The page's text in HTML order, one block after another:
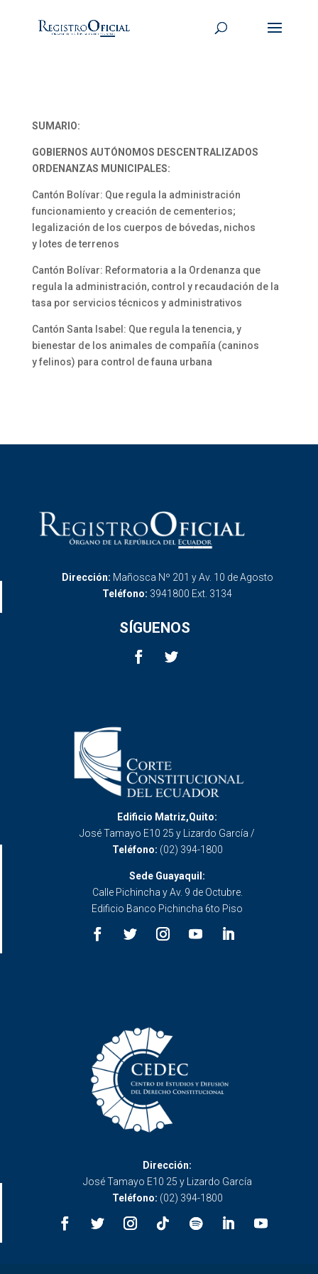
SUMARIO:
GOBIERNOS AUTÓNOMOS DESCENTRALIZADOS
ORDENANZAS MUNICIPALES:
Cantón Bolívar: Que regula la administración
funcionamiento y creación de cementerios;
legalización de los cuerpos de bóvedas, nichos
y lotes de terrenos
Cantón Bolívar: Reformatoria a la Ordenanza que
regula la administración, control y recaudación de la
tasa por servicios técnicos y administrativos
Cantón Santa Isabel: Que regula la tenencia, y
bienestar de los animales de compañía (caninos
y felinos) para control de fauna urbana
Dirección: Mañosca Nº 201 y Av. 10 de Agosto
Teléfono: 3941800 Ext. 3134
SÍGUENOS
Edificio Matriz,Quito:
José Tamayo E10 25 y Lizardo García /
Teléfono: (02) 394-1800
Sede Guayaquil:
Calle Pichincha y Av. 9 de Octubre.
Edificio Banco Pichincha 6to Piso
Dirección:
José Tamayo E10 25 y Lizardo García
Teléfono: (02) 394-1800